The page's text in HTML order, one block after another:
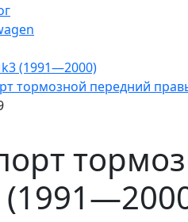
(1991—2000)
тормозной передний